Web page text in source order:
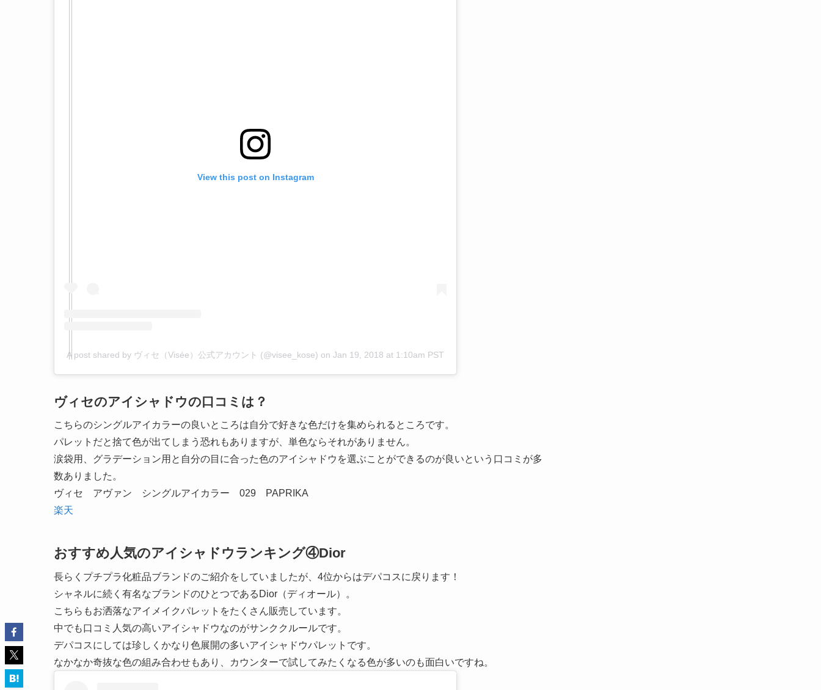
View this post on Instagram
A post shared by ヴィセ（Visée）公式アカウント (@visee_kose) on Jan 19, 2018 at 1:10am PST
ヴィセのアイシャドウの口コミは？
こちらのシングルアイカラーの良いところは自分で好きな色だけを集められるところです。
パレットだと捨て色が出てしまう恐れもありますが、単色ならそれがありません。
涙袋用、グラデーション用と自分の目に合った色のアイシャドウを選ぶことができるのが良いという口コミが多
数ありました。
ヴィセ アヴァン シングルアイカラー 029 PAPRIKA
楽天
おすすめ人気のアイシャドウランキング④Dior
長らくプチプラ化粧品ブランドのご紹介をしていましたが、4位からはデパコスに戻ります！
シャネルに続く有名なブランドのひとつであるDior（ディオール）。
こちらもお洒落なアイメイクパレットをたくさん販売しています。
中でも口コミ人気の高いアイシャドウなのがサンククルールです。
デパコスにしては珍しくかなり色展開の多いアイシャドウパレットです。
なかなか奇抜な色の組み合わせもあり、カウンターで試してみたくなる色が多いのも面白いですね。